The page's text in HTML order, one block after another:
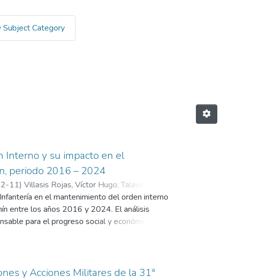
Subject Category
de Infantería"
Interno y su impacto en el
periodo 2016 – 2024
11) Villasis Rojas, Víctor Hugo; Talavera
en el mantenimiento del orden interno
entre los años 2016 y 2024. El análisis
para el progreso social y económico,
el narcotráfico, la minería ilegal y la
en la vida de las comunidades han
y diseño interpretativo, empleando
y Acciones Militares de la 31ª